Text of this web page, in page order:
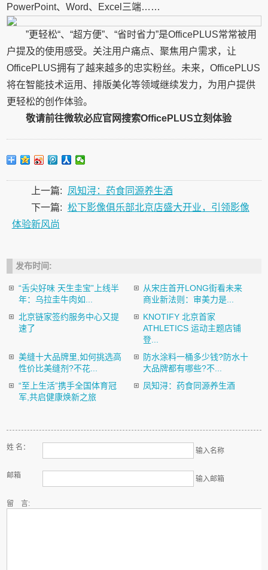
PowerPoint、Word、Excel三端……
”更轻松“、“超方便”、“省时省力”是OfficePLUS常常被用
户提及的使用感受。关注用户痛点、聚焦用户需求，让
OfficePLUS拥有了越来越多的忠实粉丝。未来，OfficePLUS
将在智能技术运用、排版美化等领域继续发力，为用户提供
更轻松的创作体验。
敬请前往微软必应官网搜索OfficePLUS立刻体验
上一篇:
凤知浔：药食同源养生酒
下一篇: 松下影像俱乐部北京店盛大开业，引领影像
体验新风尚
发布时间:
“舌尖好味 天生圭宝”上线半
年：乌拉圭牛肉如...
从宋庄首开LONG街看未来
商业新法则：审美力是...
北京链家签约服务中心又提
速了
KNOTIFY 北京首家
ATHLETICS 运动主题店铺
登...
美缝十大品牌里,如何挑选高
性价比美缝剂?不花...
防水涂料一桶多少钱?防水十
大品牌都有哪些?不...
“至上生活”携手全国体育冠
军,共启健康焕新之旅
凤知浔：药食同源养生酒
姓 名： 输入名称
邮箱 输入邮箱
留 言: